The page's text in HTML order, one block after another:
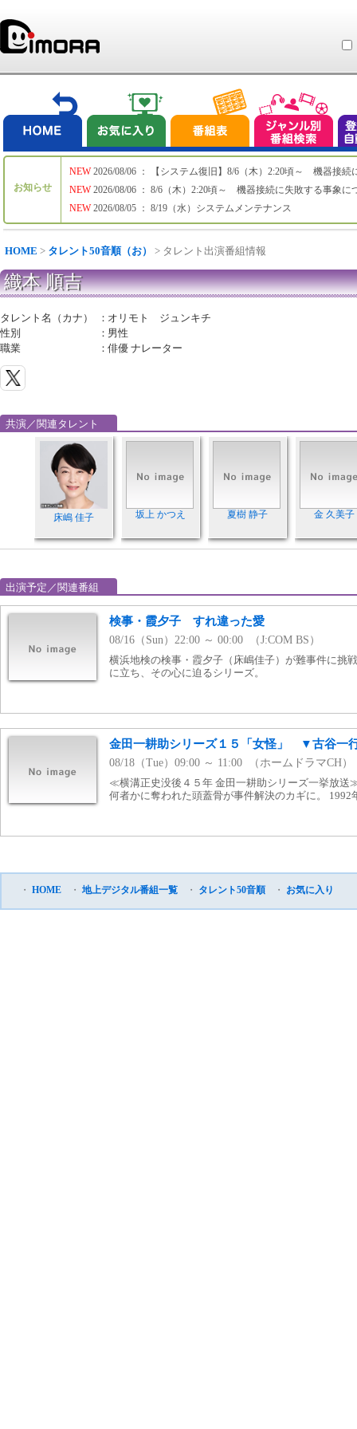
お知らせ
NEW
NEW
NEW
2026/08/06 ： 【システム復旧】8/6（木）2:20頃～ 機器接続
2026/08/06 ： 8/6（木）2:20頃～ 機器接続に失敗する事象に
2026/08/05 ： 8/19（水）システムメンテナンス
HOME > タレント50音順（お） > タレント出演番組情報
織本 順吉
タレント名（カナ） ： オリモト ジュンキチ
性別
： 男性
職業
：俳優 ナレーター
共演／関連タレント
床嶋 佳子 坂上 かつえ 夏樹 静子 金 久美子
出演予定／関連番組
検事・霞夕子 すれ違った愛
08/16（Sun）22:00 ～ 00:00 （J:COM BS）
横浜地検の検事・霞夕子（床嶋佳子）が難事件に挑
に立ち、その心に迫るシリーズ。
金田一耕助シリーズ１５「女怪」 ▼古谷一
08/18（Tue）09:00 ～ 11:00 （ホームドラマCH）
≪横溝正史没後４５年 金田一耕助シリーズ一挙放送
何者かに奪われた頭蓋骨が事件解決のカギに。
・ HOME ・ 地上デジタル番組一覧 ・ タレント50音順 ・ お気に入り